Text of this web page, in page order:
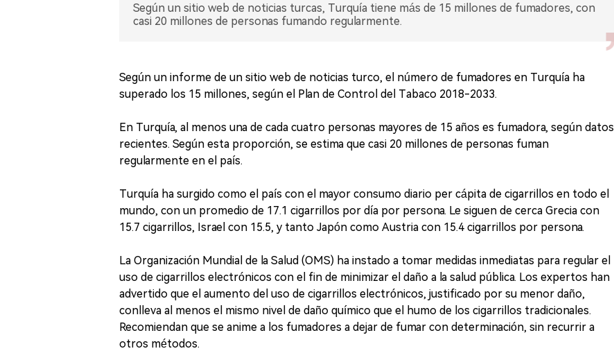
Según un sitio web de noticias turcas, Turquía tiene más de 15 millones de fumadores, con
casi 20 millones de personas fumando regularmente.
Según un informe de un sitio web de noticias turco, el número de fumadores en Turquía ha
superado los 15 millones, según el Plan de Control del Tabaco 2018-2033.
En Turquía, al menos una de cada cuatro personas mayores de 15 años es fumadora, según datos
recientes. Según esta proporción, se estima que casi 20 millones de personas fuman
regularmente en el país.
Turquía ha surgido como el país con el mayor consumo diario per cápita de cigarrillos en todo el
mundo, con un promedio de 17.1 cigarrillos por día por persona. Le siguen de cerca Grecia con
15.7 cigarrillos, Israel con 15.5, y tanto Japón como Austria con 15.4 cigarrillos por persona.
La Organización Mundial de la Salud (OMS) ha instado a tomar medidas inmediatas para regular el
uso de cigarrillos electrónicos con el fin de minimizar el daño a la salud pública. Los expertos han
advertido que el aumento del uso de cigarrillos electrónicos, justificado por su menor daño,
conlleva al menos el mismo nivel de daño químico que el humo de los cigarrillos tradicionales.
Recomiendan que se anime a los fumadores a dejar de fumar con determinación, sin recurrir a
otros métodos.